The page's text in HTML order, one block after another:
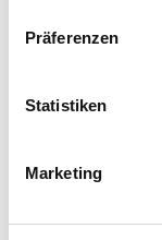
können
bestimmten
Erfahren Sie
Präferenzen
Statistiken
Marketing